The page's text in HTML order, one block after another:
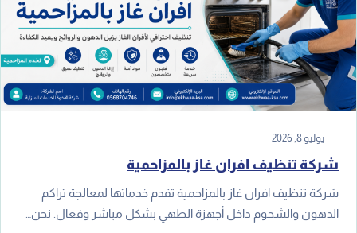
يوليو 8, 2026
شركة تنظيف افران غاز بالمزاحمية
شركة تنظيف افران غاز بالمزاحمية تقدم خدماتها لمعالجة تراكم
الدهون والشحوم داخل أجهزة الطهي بشكل مباشر وفعال. نحن…